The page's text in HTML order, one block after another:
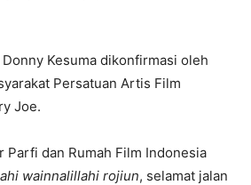
Kesuma dikonfirmasi oleh
Persatuan Artis Film
Joe.
Parfi dan Rumah Film Indonesia
wainnalillahi rojiun, selamat jalan